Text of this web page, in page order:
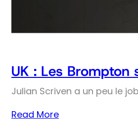
UK : Les
Julian Scriven a un peu le
Read More